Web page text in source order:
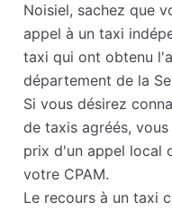
Noisiel, sachez que
appel à un taxi
taxi qui ont obtenu
département de la
Si vous désirez
de taxis agréés,
prix d'un appel local
votre CPAM.
Le recours à un taxi